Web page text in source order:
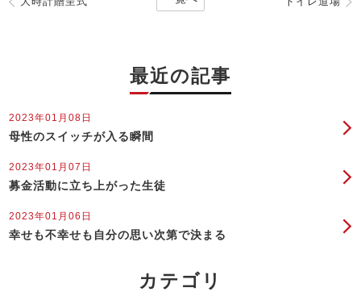
最近の記事
2023年01月08日
母性のスイッチが入る瞬間
2023年01月07日
募金活動に立ち上がった生徒
2023年01月06日
幸せも不幸せも自分の思い次第で決まる
カテゴリ